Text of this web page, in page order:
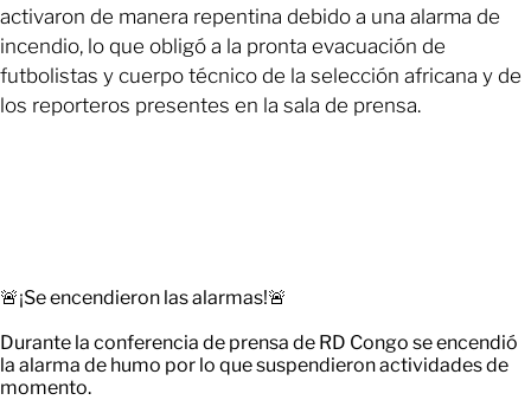
activaron de manera repentina debido a una alarma de
incendio, lo que obligó a la pronta evacuación de
futbolistas y cuerpo técnico de la selección africana y de
los reporteros presentes en la sala de prensa.
🚨¡Se encendieron las alarmas!🚨
Durante la conferencia de prensa de RD Congo se encendió
la alarma de humo por lo que suspendieron actividades de
momento.